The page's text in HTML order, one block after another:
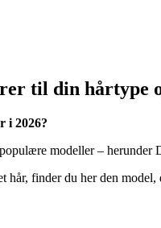
til din hårtype
i 2026?
modeller –
finder du her den